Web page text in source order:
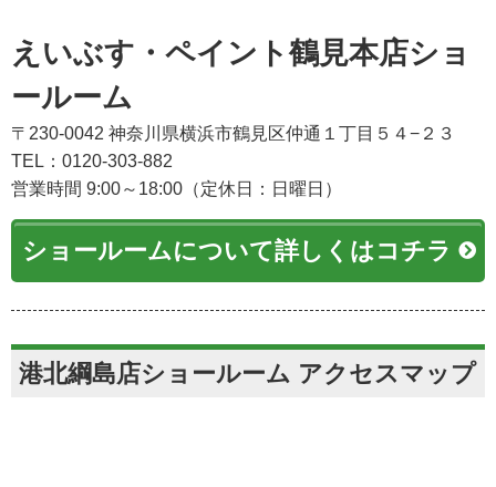
えいぶす・ペイント鶴見本店ショ
ールーム
〒230-0042 神奈川県横浜市鶴見区仲通１丁目５４−２３
TEL：0120-303-882
営業時間 9:00～18:00（定休日：日曜日）
ショールームについて詳しくはコチラ
港北綱島店ショールーム アクセスマップ